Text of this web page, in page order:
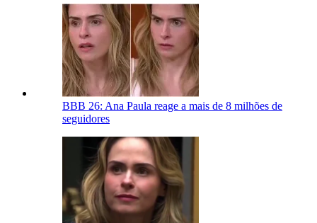
BBB 26: Ana Paula reage a mais de 8 milhões de
seguidores